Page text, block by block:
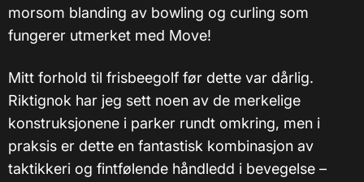
morsom blanding av bowling og curling som
fungerer utmerket med Move!
Mitt forhold til frisbeegolf før dette var dårlig.
Riktignok har jeg sett noen av de merkelige
konstruksjonene i parker rundt omkring, men i
praksis er dette en fantastisk kombinasjon av
taktikkeri og fintfølende håndledd i bevegelse –